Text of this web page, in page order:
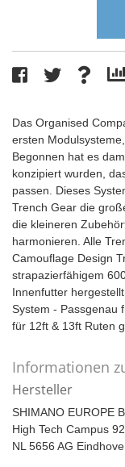
Das Organised
ersten
Begonnen hat es
konzipiert wurden,
passen. Dieses
Trench Gear die
die kleineren
harmonieren. Alle
Camouflage Design
strapazierfähigem
Innenfutter
System - Passgenau
für 12ft & 13ft Ruten
Informationen
Hersteller
SHIMANO EUROPE
High Tech Campus 92
NL 5656 AG